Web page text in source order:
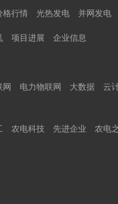
格行情 光热发电 并网发电
项目进展 企业信息
网 电力物联网 大数据 云
农电科技 先进企业 农电